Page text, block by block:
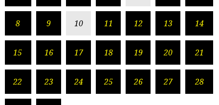
8 9 10 11 12 13 14
15 16 17 18 19 20 21
22 23 24 25 26 27 28